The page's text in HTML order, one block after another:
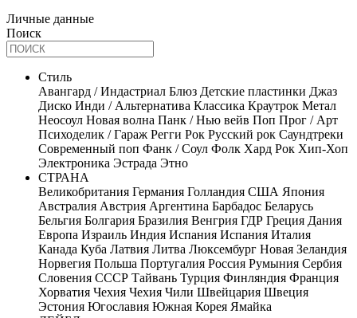
Личные данные
Поиск
Стиль
Авангард / Индастриал Блюз Детские пластинки Джаз
Диско Инди / Альтернатива Классика Краутрок Метал
Неосоул Новая волна Панк / Нью вейв Поп Прог / Арт
Психоделик / Гараж Регги Рок Русский рок Саундтреки
Современный поп Фанк / Соул Фолк Хард Рок Хип-Хоп
Электроника Эстрада Этно
СТРАНА
Великобритания Германия Голландия США Япония
Австралия Австрия Аргентина Барбадос Беларусь
Бельгия Болгария Бразилия Венгрия ГДР Греция Дания
Европа Израиль Индия Испания Испания Италия
Канада Куба Латвия Литва Люксембург Новая Зеландия
Норвегия Польша Португалия Россия Румыния Сербия
Словения СССР Тайвань Турция Финляндия Франция
Хорватия Чехия Чехия Чили Швейцария Швеция
Эстония Югославия Южная Корея Ямайка